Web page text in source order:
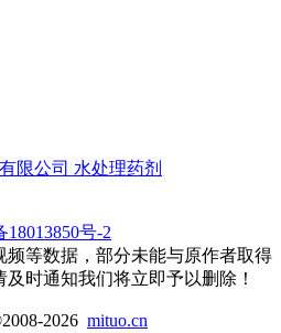
限公司 水处理药剂
18013850号-2
等数据，部分未能与原作者取得
时通知我们将立即予以删除！
2026 mituo.cn